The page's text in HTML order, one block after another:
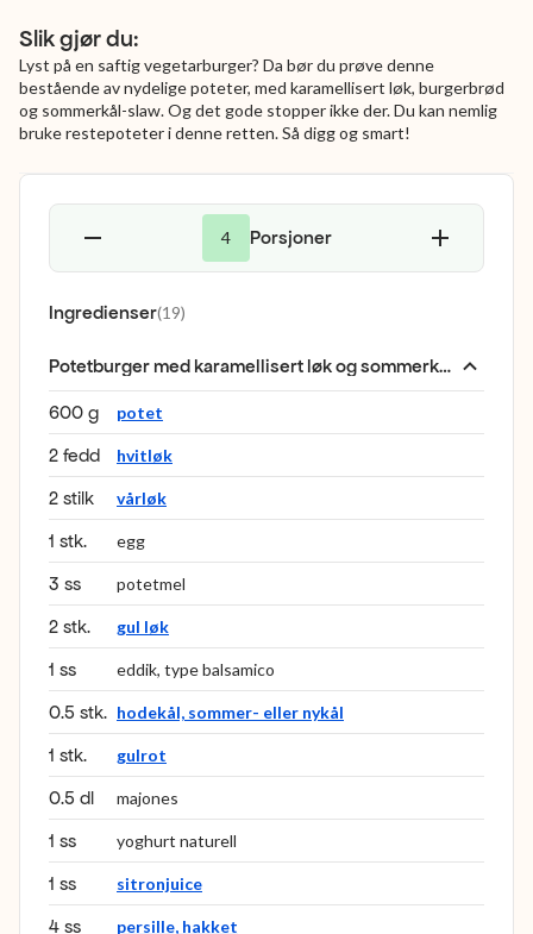
Slik gjør du:
Lyst på en saftig vegetarburger? Da bør du prøve denne
bestående av nydelige poteter, med karamellisert løk, burgerbrød
og sommerkål-slaw. Og det gode stopper ikke der. Du kan nemlig
bruke restepoteter i denne retten. Så digg og smart!
4 Porsjoner
Ingredienser(19)
Potetburger med karamellisert løk og sommerkål-slaw
600 g potet
2 fedd hvitløk
2 stilk vårløk
1 stk. egg
3 ss potetmel
2 stk. gul løk
1 ss eddik, type balsamico
0.5 stk. hodekål, sommer- eller nykål
1 stk. gulrot
0.5 dl majones
1 ss yoghurt naturell
1 ss sitronjuice
4 ss persille, hakket